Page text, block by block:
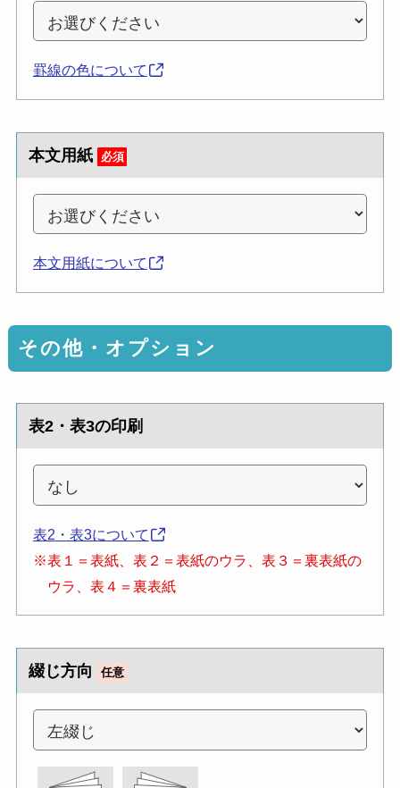
罫線の色について
本文用紙 必須
本文用紙について
その他・オプション
表2・表3の印刷
表2・表3について
※表１＝表紙、表２＝表紙のウラ、表３＝裏表紙の
ウラ、表４＝裏表紙
綴じ方向 任意